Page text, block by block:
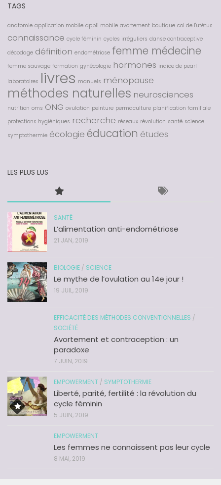
TAGS
anatomie application mobile appli mobile avortement boutique col de l'utétus
connaissance cycle féminin cycles irréguliers danse contraceptive
décodage définition endométriose femme médecine
femme sauvage formation gynécologie hormones indice de pearl
laboratoires livres manuels ménopause
méthodes naturelles neurosciences
nutrition oms ONG ovulation peinture permaculture planification familiale
protections hygiéniques recherche réseaux révolution santé science
symptothermie écologie éducation études
LES PLUS LUS
SANTÉ
L’alimentation anti-endométriose
21 JAN, 2019
BIOLOGIE / SCIENCE
Le mythe de l’ovulation au 14e jour !
19 JUIL, 2019
EFFICACITÉ DES MÉTHODES CONVENTIONNELLES /
SOCIÉTÉ
Avortement et contraception : un
paradoxe
7 JUIN, 2019
EMPOWERMENT / SYMPTOTHERMIE
Liberté, parité, fertilité : la révolution du
cycle féminin
5 JUIN, 2019
EMPOWERMENT
Les femmes ne connaissent pas leur cycle
8 MAI, 2019